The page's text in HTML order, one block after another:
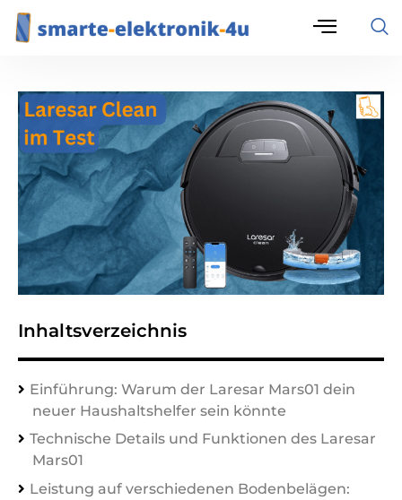
Inhaltsverzeichnis
Einführung: Warum der Laresar Mars01 dein
neuer Haushaltshelfer sein könnte
Technische Details und Funktionen des Laresar
Mars01
Leistung auf verschiedenen Bodenbelägen: